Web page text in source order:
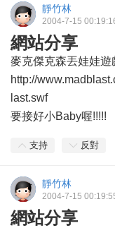
靜竹林
2004-7-15
網站分享
麥克傑克森丟娃娃遊
http://
last.swf
要接好小Baby喔!!!!!
支持 反對
靜竹林
2004-7-15
網站分享